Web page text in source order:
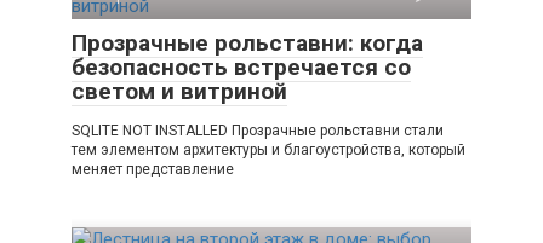
Прозрачные рольставни: когда
безопасность встречается со
светом и витриной
SQLITE NOT INSTALLED Прозрачные рольставни стали
тем элементом архитектуры и благоустройства, который
меняет представление